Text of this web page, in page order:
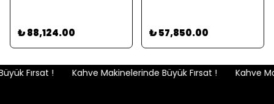
₺ 88,124.00 ₺ 57,850.00
Fırsat ! Kahve Makinelerinde Büyük Fırsat ! Kahve